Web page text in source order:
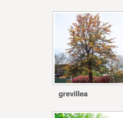
grevillea